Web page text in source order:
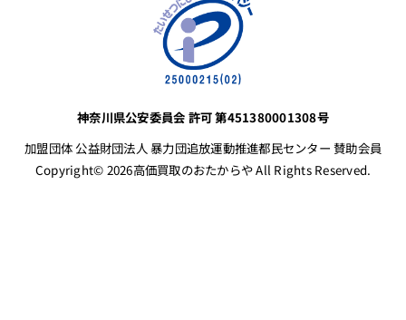
神奈川県公安委員会 許可 第451380001308号
加盟団体 公益財団法人 暴力団追放運動推進都民センター 賛助会員
Copyright© 2026高価買取のおたからや All Rights Reserved.